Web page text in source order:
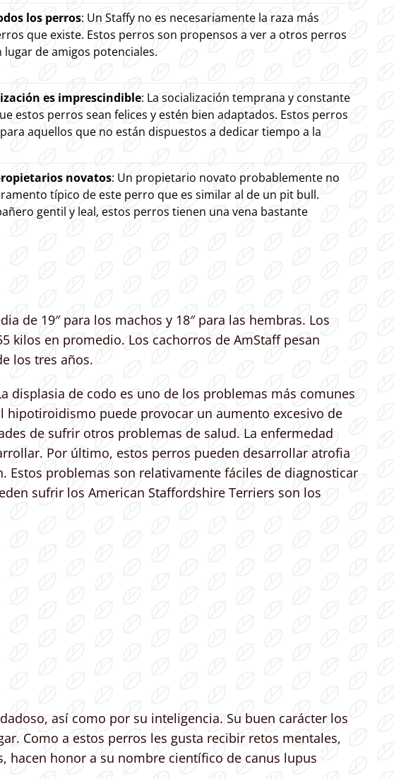
los perros: Un Staffy no es necesariamente la raza más
que existe. Estos perros son propensos a ver a otros perros
lugar de amigos potenciales.
es imprescindible: La socialización temprana y constante
estos perros sean felices y estén bien adaptados. Estos perros
aquellos que no están dispuestos a dedicar tiempo a la
novatos: Un propietario novato probablemente no
típico de este perro que es similar al de un pit bull.
gentil y leal, estos perros tienen una vena bastante
de 19″ para los machos y 18″ para las hembras. Los
kilos en promedio. Los cachorros de AmStaff pesan
los tres años.
displasia de codo es uno de los problemas más comunes
hipotiroidismo puede provocar un aumento excesivo de
de sufrir otros problemas de salud. La enfermedad
Por último, estos perros pueden desarrollar atrofia
problemas son relativamente fáciles de diagnosticar
sufrir los American Staffordshire Terriers son los
así como por su inteligencia. Su buen carácter los
Como a estos perros les gusta recibir retos mentales,
hacen honor a su nombre científico de canus lupus